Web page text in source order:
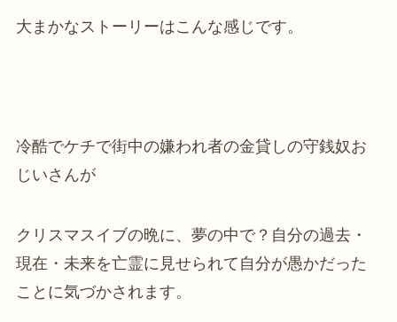
大まかなストーリーはこんな感じです。
冷酷でケチで街中の嫌われ者の金貸しの守銭奴お
じいさんが
クリスマスイブの晩に、夢の中で？自分の過去・
現在・未来を亡霊に見せられて自分が愚かだった
ことに気づかされます。